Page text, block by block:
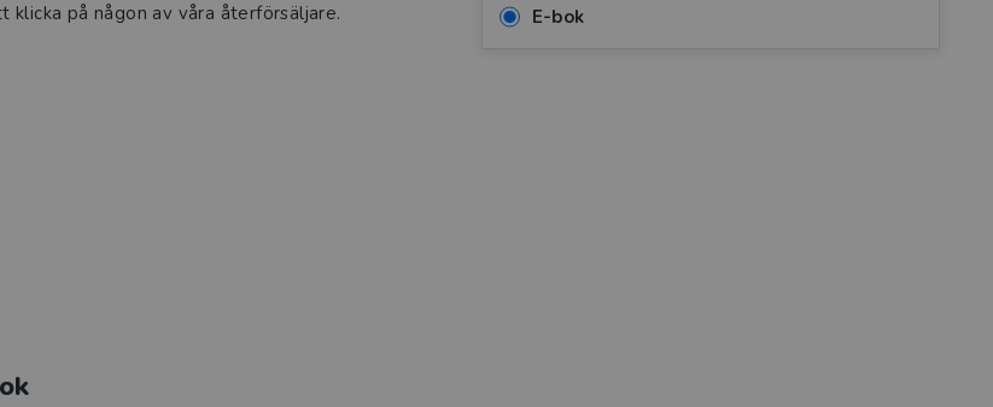
klicka på någon av våra återförsäljare.
E-bok